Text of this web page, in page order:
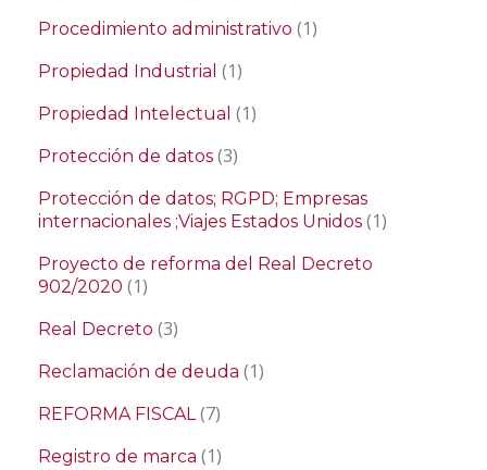
Procedimiento administrativo (1)
Propiedad Industrial (1)
Propiedad Intelectual (1)
Protección de datos (3)
Protección de datos; RGPD; Empresas
internacionales ;Viajes Estados Unidos (1)
Proyecto de reforma del Real Decreto
902/2020 (1)
Real Decreto (3)
Reclamación de deuda (1)
REFORMA FISCAL(7)
Registro de marca (1)